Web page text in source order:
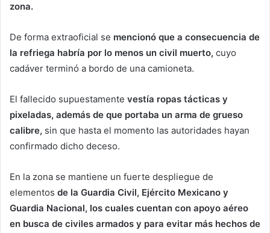
zona.
De forma extraoficial se mencionó que a consecuencia de
la refriega habría por lo menos un civil muerto, cuyo
cadáver terminó a bordo de una camioneta.
El fallecido supuestamente vestía ropas tácticas y
pixeladas, además de que portaba un arma de grueso
calibre, sin que hasta el momento las autoridades hayan
confirmado dicho deceso.
En la zona se mantiene un fuerte despliegue de
elementos de la Guardia Civil, Ejército Mexicano y
Guardia Nacional, los cuales cuentan con apoyo aéreo
en busca de civiles armados y para evitar más hechos de